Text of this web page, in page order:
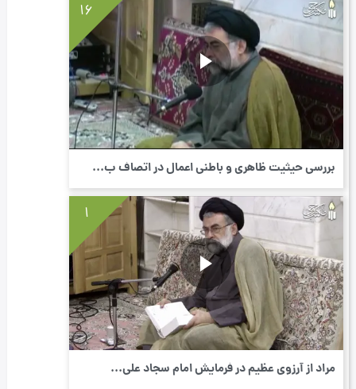
16
بررسی حیثیت ظاهری و باطنی اعمال در اتصاف ب...
1
مراد از آرزوی عظیم در فرمایش امام سجاد علی...